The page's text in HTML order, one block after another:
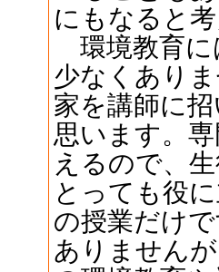
にもなると考
環境教育に
少なくあり
家を講師に
思います。
えるので、
とっても役
の授業だけ
ありません